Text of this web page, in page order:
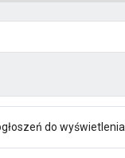
do wyświetlenia